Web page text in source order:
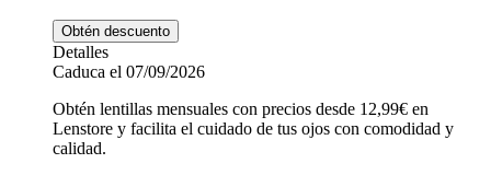
Obtén descuento
Detalles
Caduca el 07/09/2026
Obtén lentillas mensuales con precios desde 12,99€ en
Lenstore y facilita el cuidado de tus ojos con comodidad y
calidad.